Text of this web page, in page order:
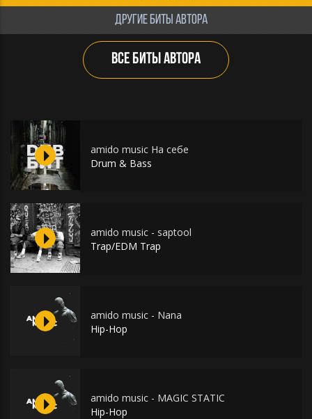
ДРУГИЕ БИТЫ АВТОРА
ВСЕ БИТЫ АВТОРА
amido music На себе
Drum & Bass
amido music - saptool
Trap/EDM Trap
amido music - Nana
Hip-Hop
amido music - MAGIC STATIC
Hip-Hop